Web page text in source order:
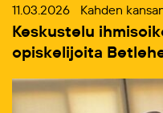
11.03.2026 Kahden
Keskustelu
opiskelijoita